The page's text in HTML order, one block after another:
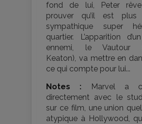
fond de lui, Peter
prouver qu’il est
sympathique super
quartier. L’apparition
ennemi, le Vautour
Keaton), va mettre en
ce qui compte pour lui...
Notes : Marvel a
directement avec le
sur ce film, une union
atypique à Hollywood,